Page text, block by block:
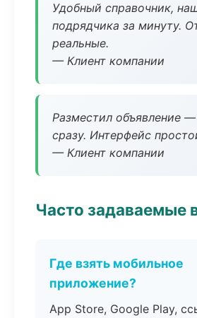
Удобный справочник,
подрядчика за минуту.
реальные.
— Клиент компании
Разместил объявление
сразу. Интерфейс
— Клиент компании
Часто задаваемые
Где взять мобильное
приложение?
App Store, Google Play,